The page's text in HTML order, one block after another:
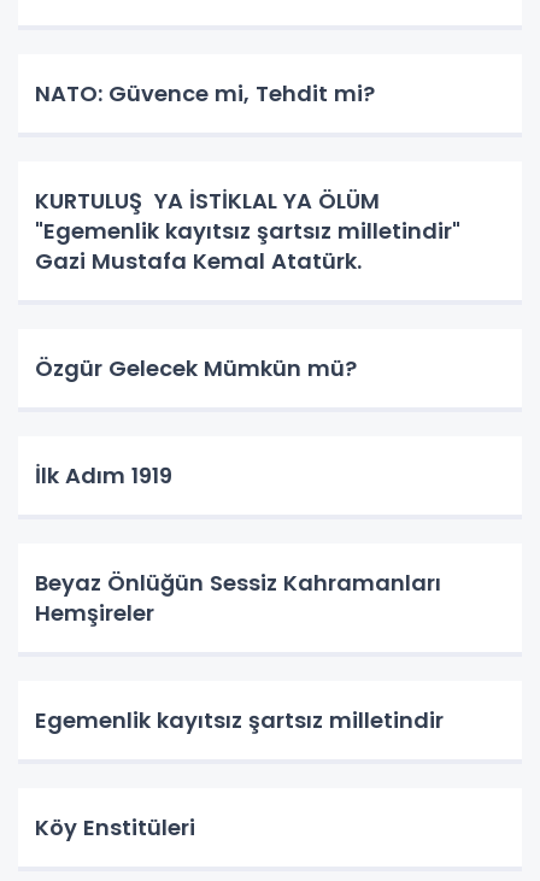
NATO: Güvence mi, Tehdit mi?
KURTULUŞ YA İSTİKLAL YA ÖLÜM
"Egemenlik kayıtsız şartsız milletindir"
Gazi Mustafa Kemal Atatürk.
Özgür Gelecek Mümkün mü?
İlk Adım 1919
Beyaz Önlüğün Sessiz Kahramanları
Hemşireler
Egemenlik kayıtsız şartsız milletindir
Köy Enstitüleri